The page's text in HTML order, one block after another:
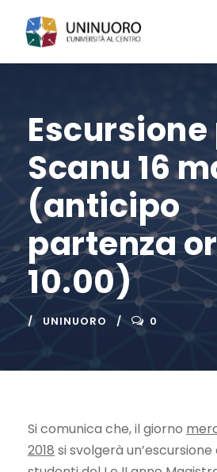
Scanu 16
(anticipo
partenza
10.00)
UNINUORO 0
Si comunica che, il giorno
2018 si svolgerà